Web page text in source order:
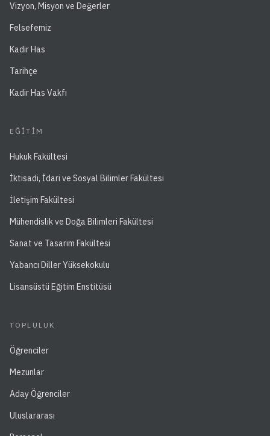
Vizyon, Misyon ve Değerler
Felsefemiz
Kadir Has
Tarihçe
Kadir Has Vakfı
EĞITIM
Hukuk Fakültesi
İktisadi, İdari ve Sosyal Bilimler Fakültesi
İletişim Fakültesi
Mühendislik ve Doğa Bilimleri Fakültesi
Sanat ve Tasarım Fakültesi
Yabancı Diller Yüksekokulu
Lisansüstü Eğitim Enstitüsü
TOPLULUK
Öğrenciler
Mezunlar
Aday Öğrenciler
Uluslararası